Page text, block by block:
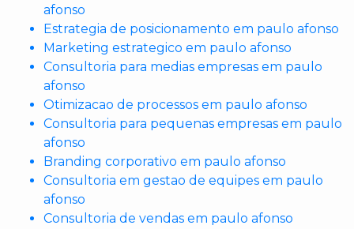
afonso
Estrategia de posicionamento em paulo afonso
Marketing estrategico em paulo afonso
Consultoria para medias empresas em paulo
afonso
Otimizacao de processos em paulo afonso
Consultoria para pequenas empresas em paulo
afonso
Branding corporativo em paulo afonso
Consultoria em gestao de equipes em paulo
afonso
Consultoria de vendas em paulo afonso